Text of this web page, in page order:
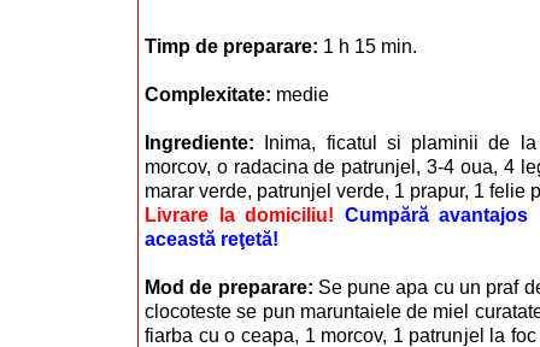
Timp de preparare: 1 h 15 min.
Complexitate: medie
Ingrediente: Inima, ficatul si plaminii de
morcov, o radacina de patrunjel, 3-4 oua, 4
marar verde, patrunjel verde, 1 prapur, 1 felie
Livrare la domiciliu! Cumpără avantajos
această reţetă!
Mod de preparare: Se pune apa cu un praf
clocoteste se pun maruntaiele de miel
fiarba cu o ceapa, 1 morcov, 1 patrunjel la